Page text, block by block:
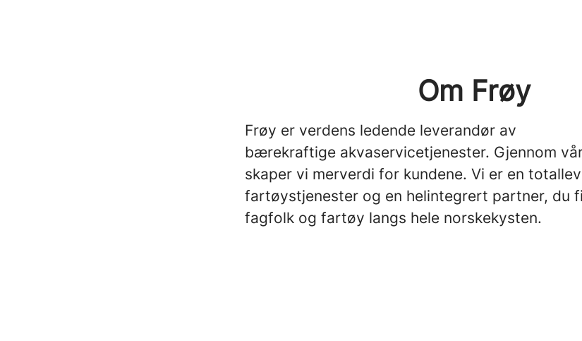
Om Frøy
Frøy er verdens ledende leverandør av
bærekraftige akvaservicetjenester. Gjennom
skaper vi merverdi for kundene. Vi er en
fartøystjenester og en helintegrert partner, du
fagfolk og fartøy langs hele norskekysten.